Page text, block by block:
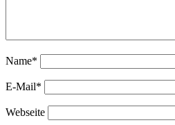
Name*
E-Mail*
Webseite